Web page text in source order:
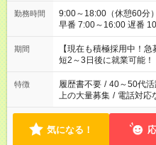
勤務時間
9:00～18:00（休憩60分） ■ご希望があれば下記シフトもOK！
早番 7:00～16:00 遅番
と休みを合わせたい」
「できれば残業はした
ね。 ※Wワーク希望の方へ 今ご覧のお仕事で希望する勤務時間
と、もう1つのお仕事の
合は応募できません。
期間
【現在も積極採用中！
短2～3日後に就業可能！
特徴 履歴書不要 / 40～50代活
上の大量募集 / 電話対応
気になる！